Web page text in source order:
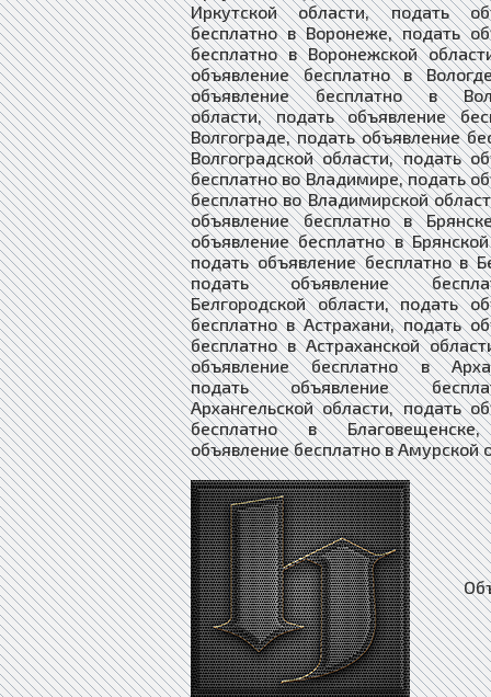
Иркутской области, подать
бесплатно в Воронеже, подать
бесплатно в Воронежской
объявление бесплатно в
объявление бесплатно в
области, подать объявление
Волгограде, подать объявление
Волгоградской области, подать
бесплатно во Владимире, подать
бесплатно во Владимирской
объявление бесплатно в
объявление бесплатно в
подать объявление бесплатно в
подать объявление
Белгородской области, подать
бесплатно в Астрахани, подать
бесплатно в Астраханской
объявление бесплатно в
подать объявление
Архангельской области, подать
бесплатно в
объявление бесплатно в Амурской